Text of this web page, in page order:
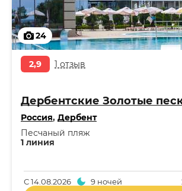
24
2,9 1 отзыв
Дербентские Золотые
Россия, Дербент
1 линия
Песчаный пляж
С14.08.2026 9 ночей